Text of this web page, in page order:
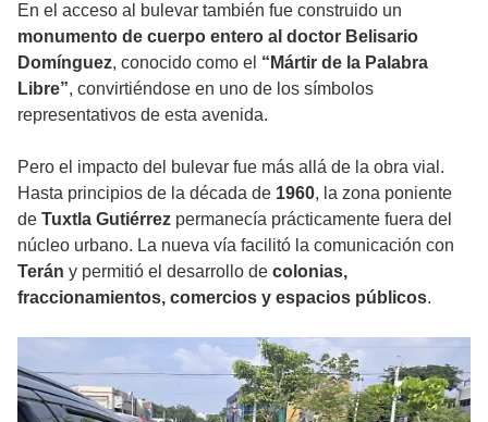
En el acceso al bulevar también fue construido un
monumento de cuerpo entero al doctor Belisario
Domínguez, conocido como el “Mártir de la Palabra
Libre”, convirtiéndose en uno de los símbolos
representativos de esta avenida.
Pero el impacto del bulevar fue más allá de la obra vial.
Hasta principios de la década de 1960, la zona poniente
de Tuxtla Gutiérrez permanecía prácticamente fuera del
núcleo urbano. La nueva vía facilitó la comunicación con
Terán y permitió el desarrollo de colonias,
fraccionamientos, comercios y espacios públicos.